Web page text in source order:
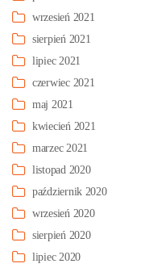
wrzesień 2021
sierpień 2021
lipiec 2021
czerwiec 2021
maj 2021
kwiecień 2021
marzec 2021
listopad 2020
październik 2020
wrzesień 2020
sierpień 2020
lipiec 2020